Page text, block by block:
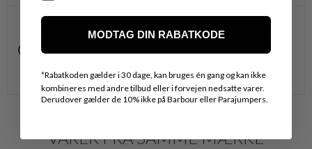
OBS.
Ikke alle vores varer på webshoppen, befinder sig i
vedr. den ønskede vare.
VARER FRA SAMME MÆRKE
MODTAG DIN RABATKODE
*Rabatkoden gælder i 30 dage, kan bruges én gang og kan ikke
kombineres med andre tilbud eller i forvejen nedsatte varer.
Derudover gælder de 10% ikke på Barbour eller Parajumpers.